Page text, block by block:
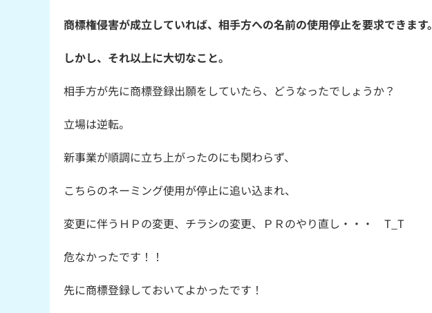
商標権侵害が成立していれば、相手方への名前の使用停止を要求できます。
しかし、それ以上に大切なこと。
相手方が先に商標登録出願をしていたら、どうなったでしょうか？
立場は逆転。
新事業が順調に立ち上がったのにも関わらず、
こちらのネーミング使用が停止に追い込まれ、
変更に伴うＨＰの変更、チラシの変更、ＰＲのやり直し・・・ T_T
危なかったです！！
先に商標登録しておいてよかったです！